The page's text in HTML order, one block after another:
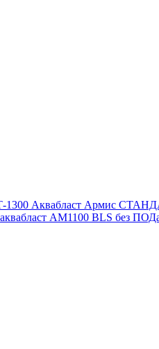
1300 Аквабласт Армис
AM1100 BLS без